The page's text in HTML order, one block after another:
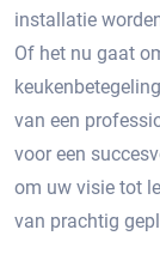
installatie
Of het nu gaat
van een
voor een
om uw visie tot
van prachtig